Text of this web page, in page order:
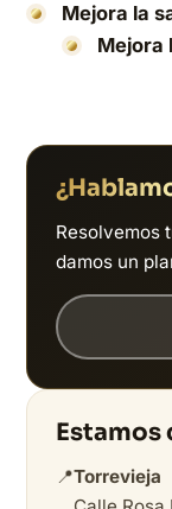
Mejora la
Mejora
Resolvemos
damos un
Estamos
📍Torrevieja